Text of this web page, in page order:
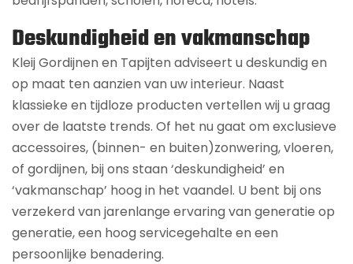
Deskundigheid en vakmanschap
Kleij Gordijnen en Tapijten adviseert u deskundig en
op maat ten aanzien van uw interieur. Naast
klassieke en tijdloze producten vertellen wij u graag
over de laatste trends. Of het nu gaat om exclusieve
accessoires, (binnen- en buiten)zonwering, vloeren,
of gordijnen, bij ons staan ‘deskundigheid’ en
‘vakmanschap’ hoog in het vaandel. U bent bij ons
verzekerd van jarenlange ervaring van generatie op
generatie, een hoog servicegehalte en een
persoonlijke benadering.